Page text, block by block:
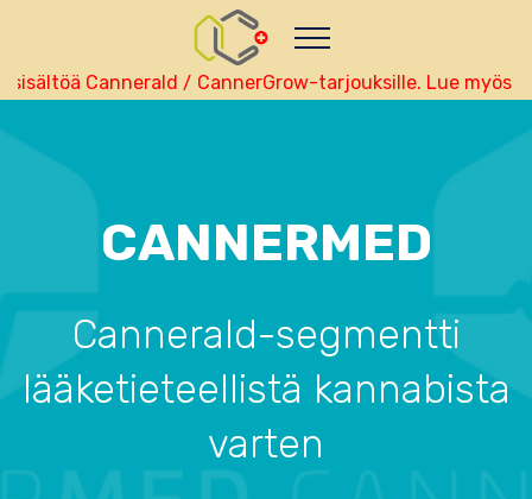
Nutze das POtential deiner Kryptowährungen
Monitor your performance and
earnings in suomalainen real-time
view Skainet Channel on Youtube suomalainen -
Skainet Systems
Live Traffic Feed
1 hr 6 mins ago
Real Time Tracking ON
Cannerald / CannerGrow-tarjouksille. Lue
CANNERMED
Cannerald-segmentti
lääketieteellistä kannabista
varten